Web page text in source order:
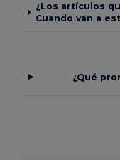
¿Los artículos
Cuando van a
¿Qué